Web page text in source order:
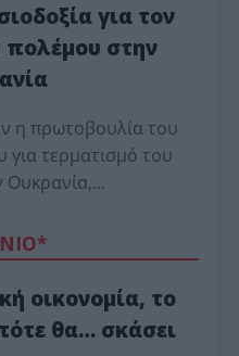
για τον
πολέμου στην
η πρωτοβουλία του
τερματισμό του
Ουκρανία,…
οικονομία, το
θα… σκάσει